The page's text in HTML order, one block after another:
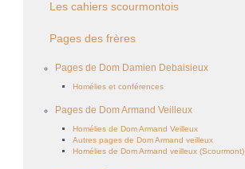
Les cahiers scourmontois
Pages des frères
Pages de Dom Damien Debaisieux
Homélies et conférences
Pages de Dom Armand Veilleux
Homélies de Dom Armand Veilleux
Autres pages de Dom Armand veilleux
Homélies de Dom Armand veilleux (Scourmont)